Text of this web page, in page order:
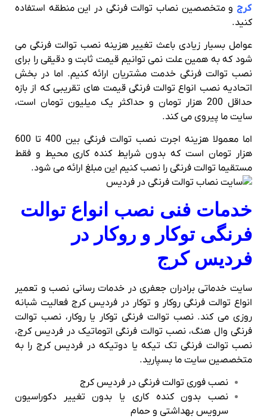
کرج و متخصصین نصاب توالت فرنگی در این منطقه استفاده
کنید.
عوامل بسیار زیادی باعث تغییر هزینه نصب توالت فرنگی می
شود که به همین علت نمی توانیم قیمت ثابت و دقیقی را برای
نصب توالت فرنگی خدمت مشتریان ارائه کنیم. اما در بخش
اتحادیه نصب انواع توالت فرنگی قیمت های تقریبی که از بازه
حداقل 200 هزار تومان و حداکثر یک میلیون تومان است،
سایت ما پیروی می کند.
اما معمولا هزینه اجرت نصب توالت فرنگی بین 400 تا 600
هزار تومان است که بدون شرایط کنده کاری محیط و فقط
مستقیما توالت فرنگی را نصب کنیم این مبلغ ارائه می شود.
خدمات فنی نصب انواع توالت
فرنگی توکار و روکار در
فردیس کرج
سایت خدماتی برادران جعفری در خدمات رسانی نصب و تعمیر
انواع توالت فرنگی روکار و توکار در فردیس کرج فعالیت شبانه
روزی می کند. نصب توالت فرنگی توکار یا روکار، نصب توالت
فرنگی وال هنگ، نصب توالت فرنگی اتوماتیک در فردیس کرج،
نصب توالت فرنگی تک تیکه یا دوتیکه در فردیس کرج را به
متخصصین سایت ما بسپارید.
نصب فوری توالت فرنگی در فردیس کرج
نصب بدون کنده کاری یا بدون تغییر دکوراسیون
سرویس بهداشتی و حمام